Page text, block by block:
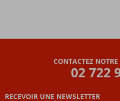
CONTACTEZ
02 722
RECEVOIR UNE NEWSLETTER